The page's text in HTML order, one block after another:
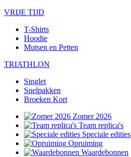
VRIJE TIJD
T-Shirts
Hoodie
Mutsen en Petten
TRIATHLON
Singlet
Snelpakken
Broeken Kort
Zomer 2026
Team replica's
Speciale edities
Opruiming
Waardebonnen